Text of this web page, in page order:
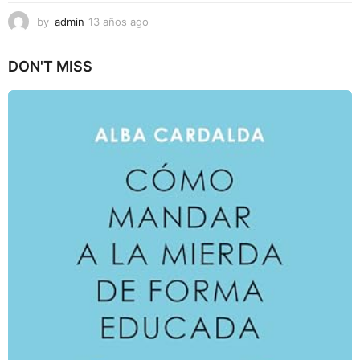
by admin 13 años ago
o
DON'T MISS